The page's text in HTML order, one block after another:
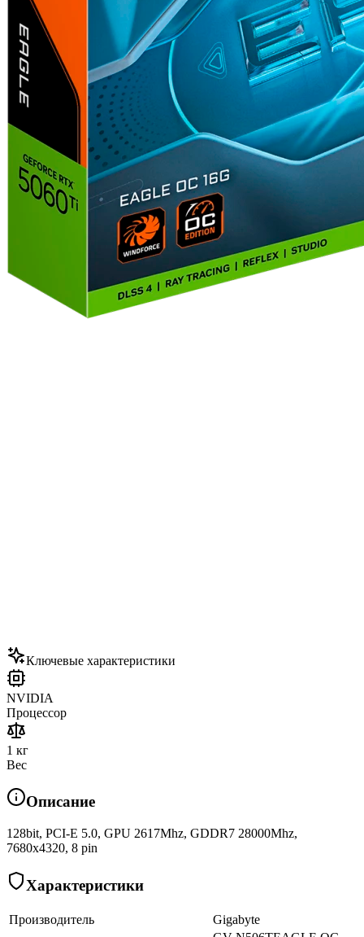
Ключевые характеристики
NVIDIA
Процессор
1 кг
Вес
Описание
128bit, PCI-E 5.0, GPU 2617Mhz, GDDR7 28000Mhz,
7680x4320, 8 pin
Характеристики
Производитель
Gigabyte